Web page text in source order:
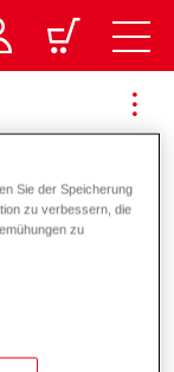
und
Sie der Speicherung
zu verbessern, die
zu